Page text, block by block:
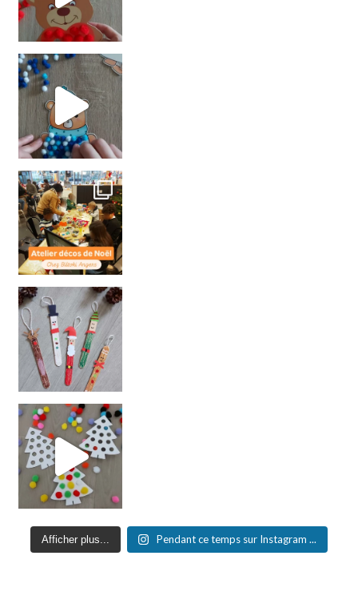
Afficher plus... Pendant ce temps sur Instagram ...